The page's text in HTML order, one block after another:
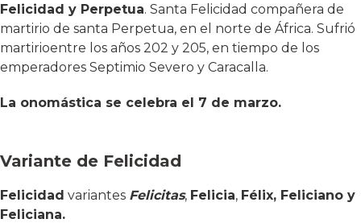
Felicidad y Perpetua. Santa Felicidad compañera de
martirio de santa Perpetua, en el norte de África. Sufrió
martirioentre los años 202 y 205, en tiempo de los
emperadores Septimio Severo y Caracalla.
La onomástica se celebra el 7 de marzo.
Variante de Felicidad
Felicidad variantes Felicitas, Felicia, Félix, Feliciano y
Feliciana.